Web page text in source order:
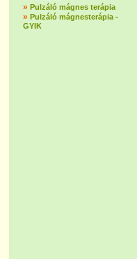
» Pulzáló mágnes terápia
» Pulzáló mágnesterápia -
GYIK